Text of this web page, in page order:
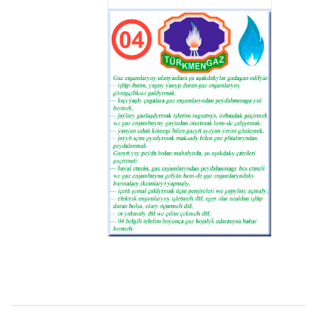
alnan, halkara ülňülerine laýyk gelýän
täze buraw desgalary has çuň
gatlaklara ynamly aralaşmaga
mümkinçilik berýär.
Önümçilik işleriniň has-da sazlaşykly
öňe gitmegi üçin Kärdeşler
arkalaşygynyň guramasy müdirligiň
ýolbaşçylygy bilen bilelikde özüniň
gündelik işlerini hormatly
Prezidentimiziň tabşyryklaryna we
sargytlaryna laýyk derejede alyp